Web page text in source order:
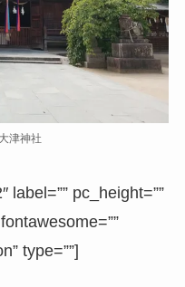
津神社
label=”” pc_height=””
type=””]